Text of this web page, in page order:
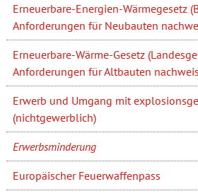
Erneuerbare-Energien-Wärmegesetz
Anforderungen für Neubauten
Erneuerbare-Wärme-Gesetz
Anforderungen für Altbauten
Erwerb und Umgang mit
(nichtgewerblich)
Erwerbsminderung
Europäischer Feuerwaffenpass